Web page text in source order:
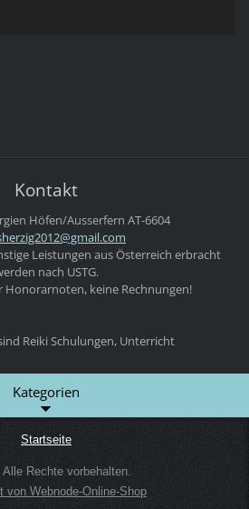
Kontakt
Höfen/Ausserfern AT-6604
rzig2012@gmail.com
Leistungen aus Österreich erbracht
nach USTG.
Honorarnoten, keine Rechnungen!
Reiki Schulungen, Unterricht
Kategorien
Startseite
Rechte vorbehalten.
von Webnode-Online-Shop